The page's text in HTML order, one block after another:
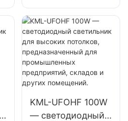
светильников
KML-UFOHA
мощностью 100
Вт для высоких
пролетов,
предназначенных
для внутренних
помещений, таких
как
KML-UFOHF 100W
— светодиодный